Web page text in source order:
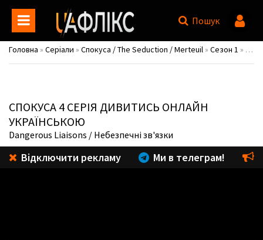
Пошук
Головна » Серіали » Спокуса / The Seduction / Merteuil » Сезон 1 » 4 серія
СПОКУСА 4 СЕРІЯ ДИВИТИСЬ ОНЛАЙН
УКРАЇНСЬКОЮ
Dangerous Liaisons / Небезпечні зв'язки
Відключити рекламу Ми в телеграм!